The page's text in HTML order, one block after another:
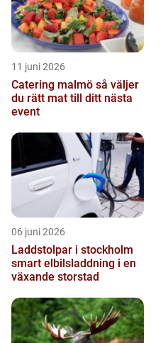
11 juni 2026
Catering malmö så väljer
du rätt mat till ditt nästa
event
06 juni 2026
Laddstolpar i stockholm
smart elbilsladdning i en
växande storstad